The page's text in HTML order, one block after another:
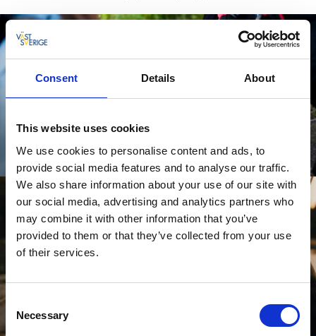
Consent Details About
This website uses cookies
We use cookies to personalise content and ads, to
provide social media features and to analyse our traffic.
We also share information about your use of our site with
our social media, advertising and analytics partners who
may combine it with other information that you’ve
provided to them or that they’ve collected from your use
of their services.
Consent
Selection
Necessary
Läs mer